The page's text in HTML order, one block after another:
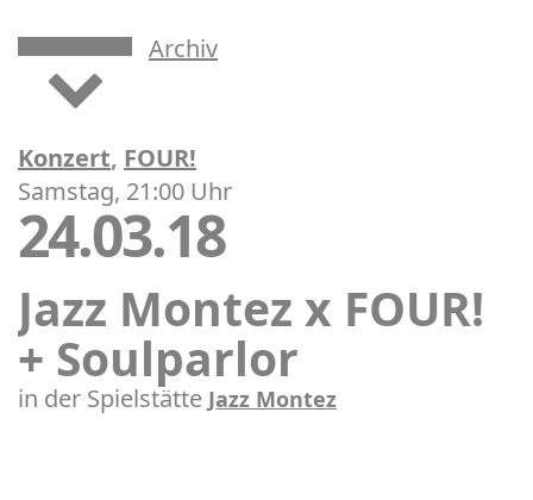
Konzert, FOUR!
Archiv
Samstag, 21:00 Uhr
24.03.18
Jazz Montez x FOUR!
+ Soulparlor
in der Spielstätte Jazz Montez